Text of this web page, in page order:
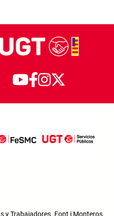
y Trabajadores. Font i Monteros,